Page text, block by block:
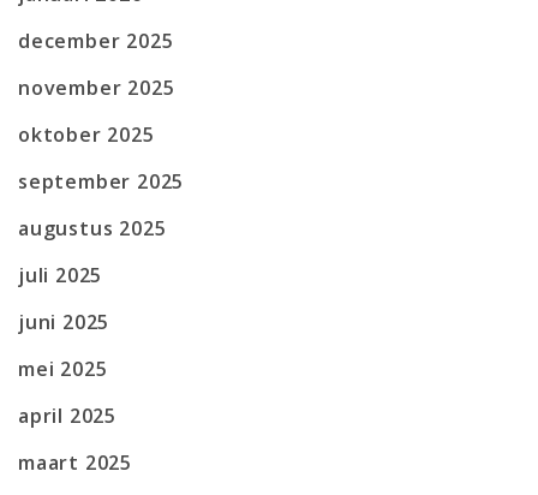
december 2025
november 2025
oktober 2025
september 2025
augustus 2025
juli 2025
juni 2025
mei 2025
april 2025
maart 2025